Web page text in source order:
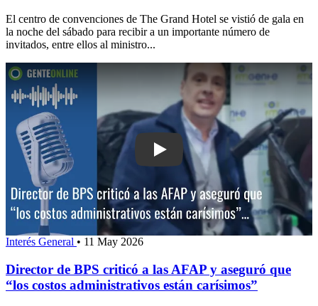
El centro de convenciones de The Grand Hotel se vistió de gala en
la noche del sábado para recibir a un importante número de
invitados, entre ellos al ministro...
Play: Director de BPS criticó a las
Interés General • 11 May 2026
Director de BPS criticó a las AFAP y aseguró que
“los costos administrativos están carísimos”